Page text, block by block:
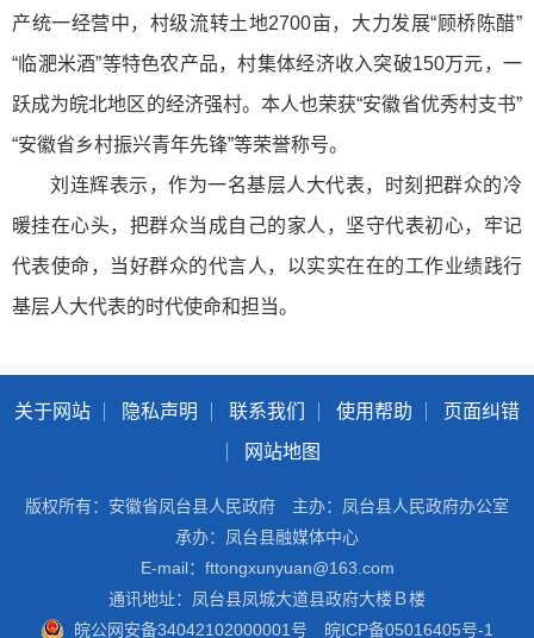
产统一经营中，村级流转土地2700亩，大力发展“顾桥陈醋”
“临淝米酒”等特色农产品，村集体经济收入突破150万元，一
跃成为皖北地区的经济强村。本人也荣获“安徽省优秀村支书”
“安徽省乡村振兴青年先锋”等荣誉称号。
刘连辉表示，作为一名基层人大代表，时刻把群众的冷
暖挂在心头，把群众当成自己的家人，坚守代表初心，牢记
代表使命，当好群众的代言人，以实实在在的工作业绩践行
基层人大代表的时代使命和担当。
关于网站 隐私声明 联系我们 使用帮助
页面纠错
网站地图
版权所有：安徽省凤台县人民政府
主办：凤台县人民政府办公室
承办：凤台县融媒体中心
E-mail：fttongxunyuan@163.com
通讯地址：凤台县凤城大道县政府大楼Ｂ楼
皖公网安备34042102000001号
皖ICP备05016405号-1